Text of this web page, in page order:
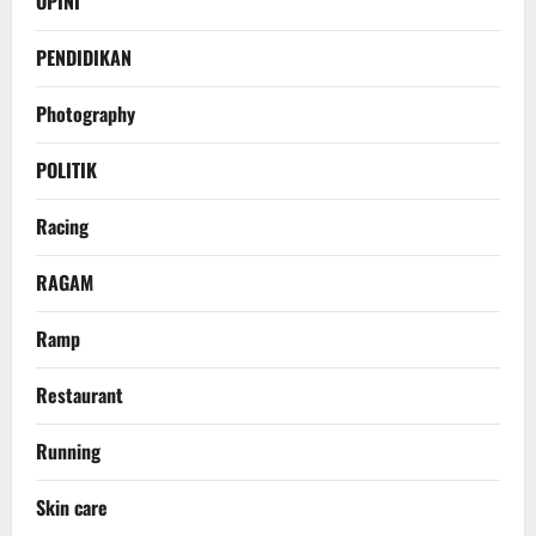
PENDIDIKAN
Photography
POLITIK
Racing
RAGAM
Ramp
Restaurant
Running
Skin care